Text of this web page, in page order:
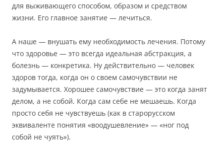
для выживающего способом, образом и средством
жизни. Его главное занятие — лечиться.
А наше — внушать ему необходимость лечения. Потому
что здоровье — это всегда идеальная абстракция, а
болезнь — конкретика. Ну действительно — человек
здоров тогда, когда он о своем самочувствии не
задумывается. Хорошее самочувствие — это когда занят
делом, а не собой. Когда сам себе не мешаешь. Когда
просто себя не чувствуешь (как в старорусском
эквиваленте понятия «воодушевление» — «ног под
собой не чуять»).